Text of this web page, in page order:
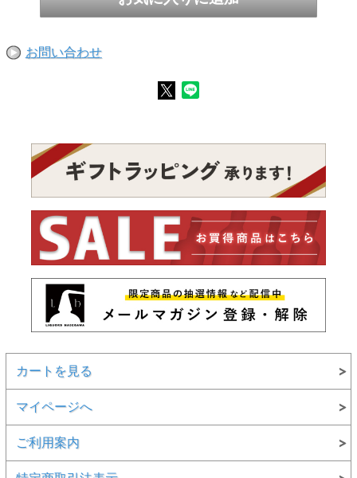
お問い合わせ
カートを見る
マイページへ
ご利用案内